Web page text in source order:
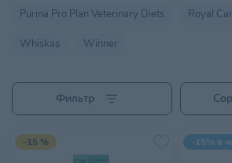
Purina Pro Plan Veterinary Diets Royal
Whiskas Winner
Фильтр
-15 % -15% в